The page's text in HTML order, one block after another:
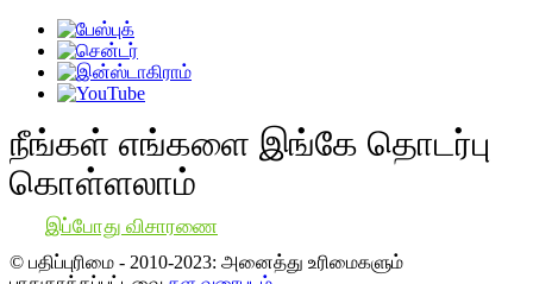
நீங்கள் எங்களை இங்கே தொடர்பு
கொள்ளலாம்
இப்போது விசாரணை
© பதிப்புரிமை - 2010-2023: அனைத்து உரிமைகளும்